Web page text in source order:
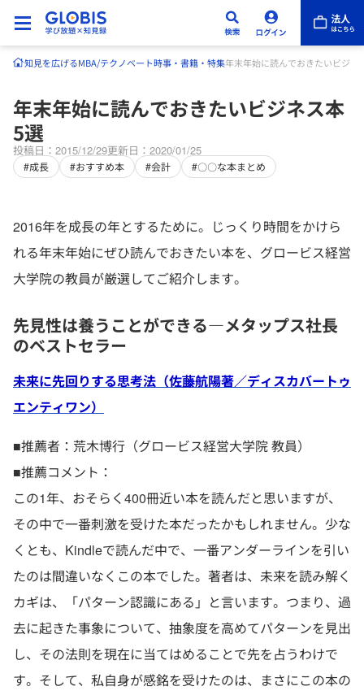
知見を広げるMBA/テクノベート時事・書籍・特集年末年始に読んでおきたいビジネ
年末年始に読んでおきたいビジネス本
5選
投稿日：2015/12/29更新日：2020/01/25
#成長 #おすすめ本 #会計 #〇〇な本まとめ
2016年を成長の年とするために。じっくり時間をかけら
れる年末年始にぜひ読んでおきたい本を、グロービス経営
大学院の教員が厳選してご紹介します。
先見性は養うことができる―メタップス社長
のベストセラー
未来に先回りする思考法（佐藤航陽著／ディスカバートゥ
エンティワン）
■推薦者：荒木博行（グロービス経営大学院 教員）
■推薦コメント：
この1年、おそらく400冊近い本を読んだと思いますが、
その中で一番刺激を受けた本だったかもしれません。少な
くとも、Kindleで読んだ中で、一番アンダーラインを引い
たのは間違いなくこの本でした。著者は、未来を読み解く
カギは、「パターン認識にある」と言います。つまり、過
去に起きた事象について、抽象度を高めてパターンを見出
し、その法則を現在に当てはめることで先を占うわけで
す。そして、私自身が感銘を受けたのは、まさにこの本の